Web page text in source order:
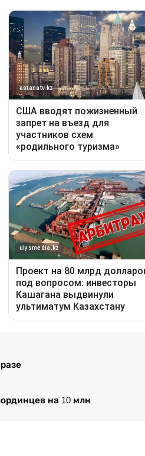
на 10 млн